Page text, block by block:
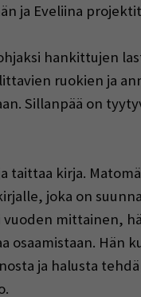
ja Eveliina
hankittujen
ruokien ja
Sillanpää on
kirja.
joka on
mittainen,
Hän
ja halusta